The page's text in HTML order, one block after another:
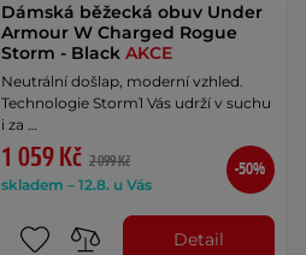
Dámská běžecká obuv Under
Armour W Charged Rogue
Storm - BlackAKCE
Neutrální došlap, moderní vzhled.
Technologie Storm1 Vás udrží v suchu
i za …
1 059 Kč 2 099 Kč
skladem – 12.8. u Vás
-50%
Detail